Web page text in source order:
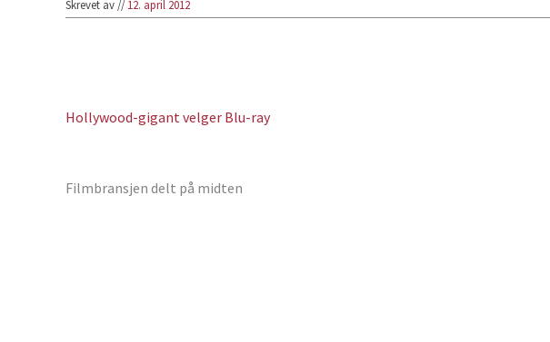
Skrevet av //12. april 2012
Hollywood-gigant velger Blu-ray
Filmbransjen delt på midten